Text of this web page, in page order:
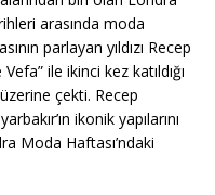
arasında moda
parlayan yıldızı Recep
ile ikinci kez katıldığı
çekti. Recep
ikonik yapılarını
Moda Haftası’ndaki